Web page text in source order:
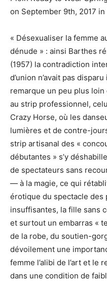
on September 9th, 2017 in
« Désexualiser la femme
dénude » : ainsi Barthes
(1957) la contradiction
d’union n’avait pas
remarque un peu plus
au strip professionnel,
Crazy Horse, où les
lumières et de contre-
strip artisanal des «
débutantes » s’y
de spectateurs sans
— à la magie, ce qui
érotique du spectacle des
insuffisantes, la fille sans
et surtout un embarras «
de la robe, du soutien-
dévoilement une
femme l’alibi de l’art et le
dans une condition de